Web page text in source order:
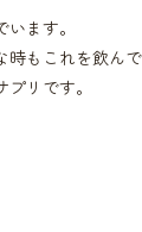
ます。
もこれを飲ん
リです。